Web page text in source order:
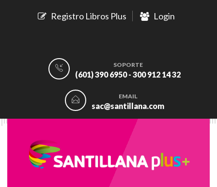
Registro Libros Plus Login
SOPORTE
(601) 390 6950 - 300 912 14 32
EMAIL
sac@santillana.com